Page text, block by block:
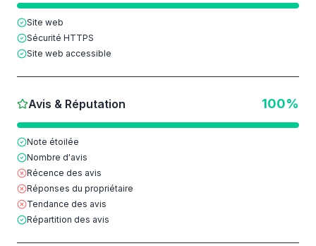
Site web
Sécurité HTTPS
Site web accessible
Avis & Réputation 100%
Note étoilée
Nombre d'avis
Récence des avis
Réponses du propriétaire
Tendance des avis
Répartition des avis